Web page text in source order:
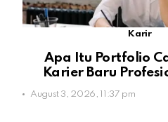
Karir
Apa Itu Portfolio
Karier Baru
August 3, 2026, 11:37 pm